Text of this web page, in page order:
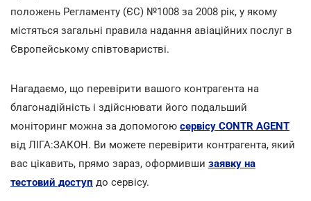
положень Регламенту (ЄС) №1008 за 2008 рік, у якому
містяться загальні правила надання авіаційних послуг в
Європейському співтоваристві.
Нагадаємо, що перевірити вашого контрагента на
благонадійність і здійснювати його подальший
моніторинг можна за допомогою сервісу CONTR AGENT
від ЛІГА:ЗАКОН. Ви можете перевірити контрагента, який
вас цікавить, прямо зараз, оформивши заявку на
тестовий доступ до сервісу.